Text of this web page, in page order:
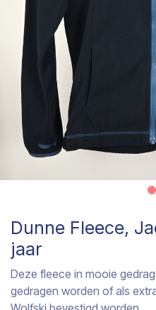
Dunne Fleece,
jaar
Deze fleece in mooie
gedragen worden of als